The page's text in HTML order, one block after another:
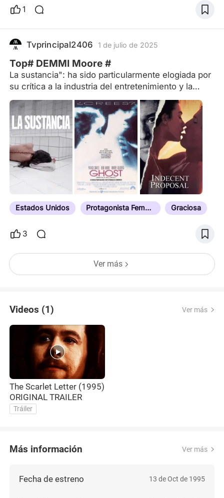
Introducción Cuando Homero enciende la linterna
una referencia a The Burning (1981). Segmento 1:
The Thing and I El título es un juego de palabras
que amalgama los títulos The King a
1
Tvprincipal2406 1 de julio de 2025
Top# DEMMI Moore #
La sustancia": ha sido particularmente elogiada por
su crítica a la industria del entretenimiento y la
presión sobre las mujeres para mantener una
apariencia de juventud , por este papel Moore fue
nominada a un Globo de Oro y una nominación al
Oscar a la Mejor Actriz ..
Estados Unidos Protagonista Femenina Graciosa
3
Ver más
Videos (1) Ver más
The Scarlet Letter (1995)
ORIGINAL TRAILER
Tráiler
Más información Ver más
Fecha de estreno 13 de Oct de 1995